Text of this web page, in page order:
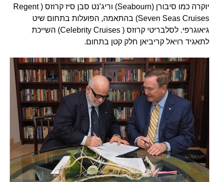
יוקרה כמו סיבורן (Seabourn) וריג’נט סבן סיז קרוזס ( Regent
Seven Seas Cruises) בהתאמה, הפועלות בתחום שיט
גיאוגרפי. לסלבריטי קרוזס ( Celebrity Cruises) השייכת
לתאגיד רויאל קריביאן חלק קטן בתחום.